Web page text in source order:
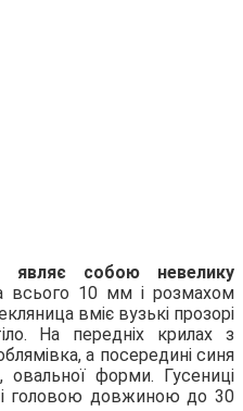
являє собою невелику
всього 10 мм і розмахом
вміє вузькі прозорі
На передніх крилах з
а посередині синя
овальної форми. Гусениці
і головою довжиною до 30